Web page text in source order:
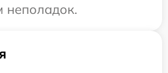
неполадок.